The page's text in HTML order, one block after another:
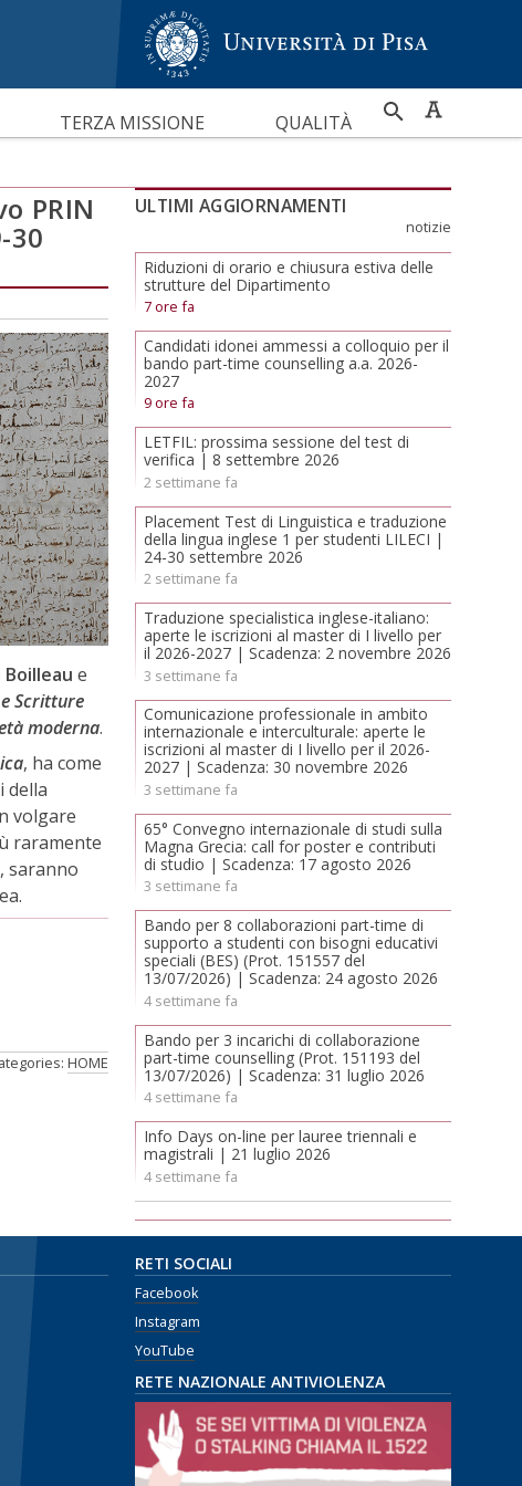
TERZA MISSIONE QUALITÀ
RICERCA
PER
PRIN
30
Boilleau e
Scritture
moderna.
, ha come
della
volgare
raramente
saranno
HOME
ULTIMI AGGIORNAMENTI
notizie
Riduzioni di orario e chiusura estiva delle
strutture del Dipartimento
7 ore fa
Candidati idonei ammessi a colloquio per il
bando part-time counselling a.a. 2026-
2027
9 ore fa
LETFIL: prossima sessione del test di
verifica | 8 settembre 2026
2 settimane fa
Placement Test di Linguistica e traduzione
della lingua inglese 1 per studenti LILECI |
24-30 settembre 2026
2 settimane fa
Traduzione specialistica inglese-italiano:
aperte le iscrizioni al master di I livello per
il 2026-2027 | Scadenza: 2 novembre 2026
3 settimane fa
Comunicazione professionale in ambito
internazionale e interculturale: aperte le
iscrizioni al master di I livello per il 2026-
2027 | Scadenza: 30 novembre 2026
3 settimane fa
65° Convegno internazionale di studi sulla
Magna Grecia: call for poster e contributi
di studio | Scadenza: 17 agosto 2026
3 settimane fa
Bando per 8 collaborazioni part-time di
supporto a studenti con bisogni educativi
speciali (BES) (Prot. 151557 del
13/07/2026) | Scadenza: 24 agosto 2026
4 settimane fa
Bando per 3 incarichi di collaborazione
part-time counselling (Prot. 151193 del
13/07/2026) | Scadenza: 31 luglio 2026
4 settimane fa
Info Days on-line per lauree triennali e
magistrali | 21 luglio 2026
4 settimane fa
RETI SOCIALI
Facebook
Instagram
YouTube
RETE NAZIONALE ANTIVIOLENZA